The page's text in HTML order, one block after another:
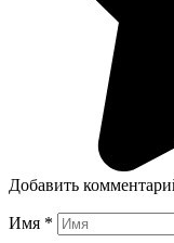
Добавить
Имя *